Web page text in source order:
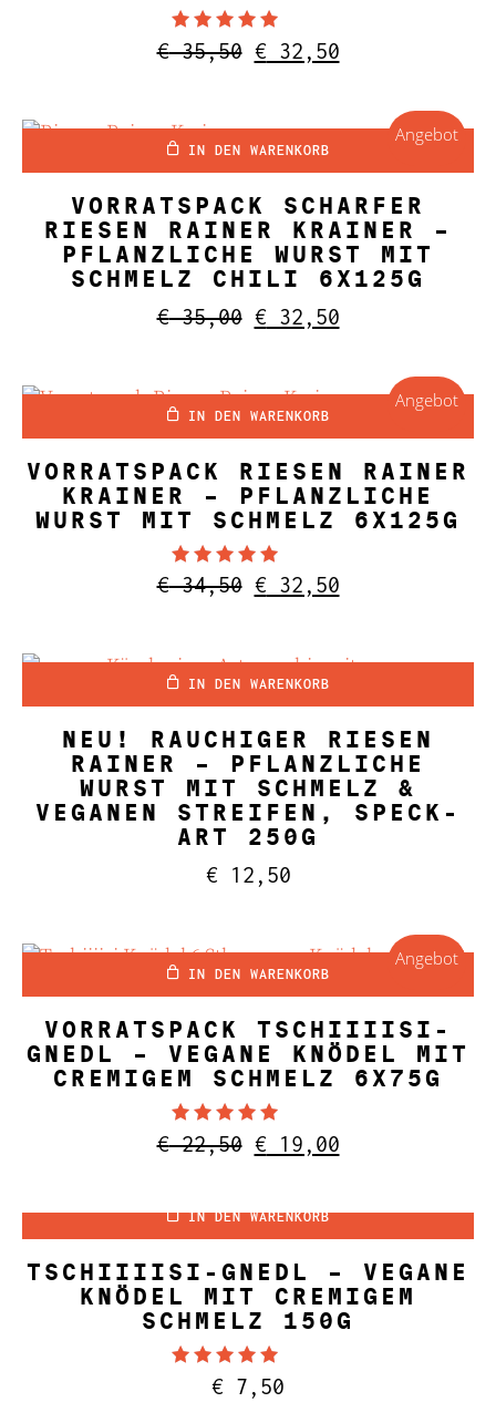
Bewertet mit
5.00
€35,50 Ursprünglicher
€ 35,50
€ 32,50Aktueller
€ 32,50.
Angebot
IN DEN WARENKORB
VORRATSPACK SCHARFER
RIESEN RAINER KRAINER –
PFLANZLICHE WURST MIT
SCHMELZ CHILI 6X125G
€35,00 Ursprünglicher
€ 35,00
€ 32,50Aktueller
€ 32,50.
Angebot
IN DEN WARENKORB
VORRATSPACK RIESEN RAINER
KRAINER – PFLANZLICHE
WURST MIT SCHMELZ 6X125G
Bewertet mit
5.00
€34,50 Ursprünglicher
€ 34,50
€ 32,50Aktueller
€ 32,50.
IN DEN WARENKORB
NEU! RAUCHIGER RIESEN
RAINER – PFLANZLICHE
WURST MIT SCHMELZ &
VEGANEN STREIFEN, SPECK-
ART 250G
€ 12,50
Angebot
IN DEN WARENKORB
VORRATSPACK TSCHIIIISI-
GNEDL – VEGANE KNÖDEL MIT
CREMIGEM SCHMELZ 6X75G
Bewertet mit
5.00
€22,50 Ursprünglicher
€ 22,50
€ 19,00Aktueller
IN DEN WARENKORB
TSCHIIIISI-GNEDL – VEGANE
KNÖDEL MIT CREMIGEM
SCHMELZ 150G
Bewertet mit
4.67
€ 7,50